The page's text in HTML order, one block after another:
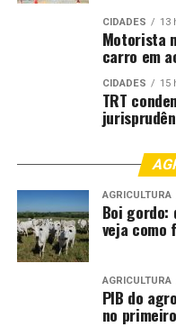
CIDADES 13
Motorista
carro em
CIDADES 15
TRT
AGRICULTURA
Boi gordo:
veja como
AGRICULTURA
PIB do
no